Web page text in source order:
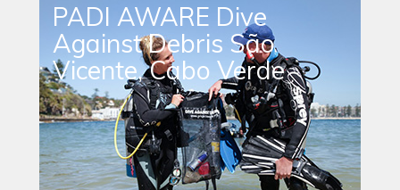
PADI AWARE Dive
Against Debris São
Vicente, Cabo Verde